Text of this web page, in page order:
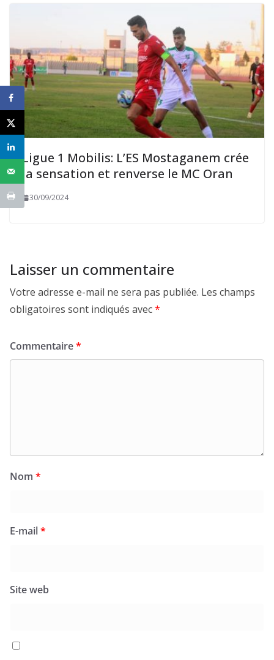
Ligue 1 Mobilis: L’ES Mostaganem crée
la sensation et renverse le MC Oran
30/09/2024
Laisser un commentaire
Votre adresse e-mail ne sera pas publiée. Les champs
obligatoires sont indiqués avec*
Commentaire*
Nom *
E-mail*
Site web